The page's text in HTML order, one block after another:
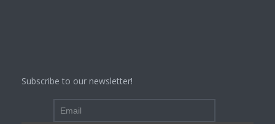
Subscribe to our newsletter!